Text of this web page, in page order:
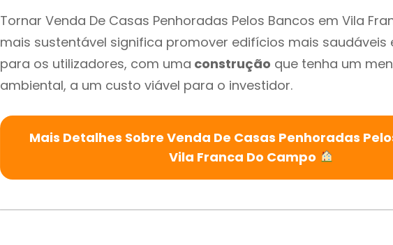
Tornar Venda De Casas Penhoradas Pelos Bancos em Vila
mais sustentável significa promover edifícios mais saudáveis
para os utilizadores, com uma construção que tenha um
ambiental, a um custo viável para o investidor.
Mais Detalhes Sobre Venda De Casas Penhoradas
Vila Franca Do Campo